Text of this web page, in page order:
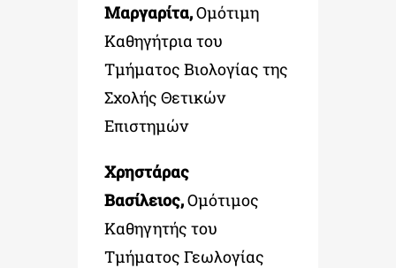
Μαργαρίτα,Ομότιμη
Καθηγήτρια του
Τμήματος Βιολογίας της
Σχολής Θετικών
Επιστημών
Χρηστάρας
Βασίλειος,Ομότιμος
Καθηγητής του
Τμήματος Γεωλογίας